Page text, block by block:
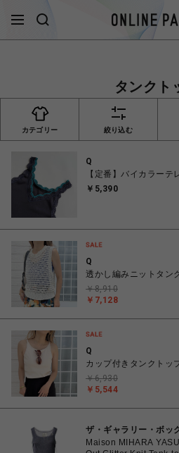
タンクト
カテゴリー 絞り込む
Q
【定番】バイカラーテ
￥5,390
Q
透かし編みニットタン
￥7,128
￥8,910
Q
カップ付きタンクトッ
￥5,544
￥6,930
ザ・ギャラリー・ボッ
Maison MIHARA